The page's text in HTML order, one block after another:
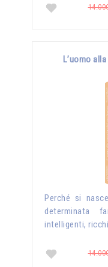
L’uomo
Perché si
determinata
intelligenti,